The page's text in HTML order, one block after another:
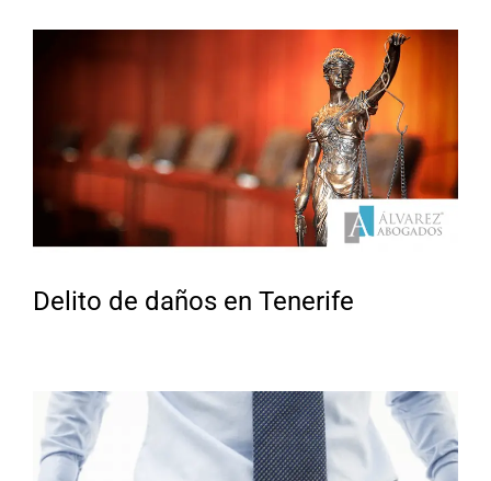
Delito de daños en Tenerife